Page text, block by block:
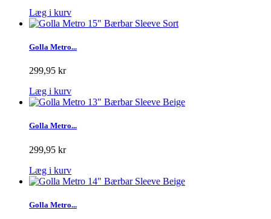
Læg i kurv
Golla Metro...
299,95 kr
Læg i kurv
Golla Metro...
299,95 kr
Læg i kurv
Golla Metro...